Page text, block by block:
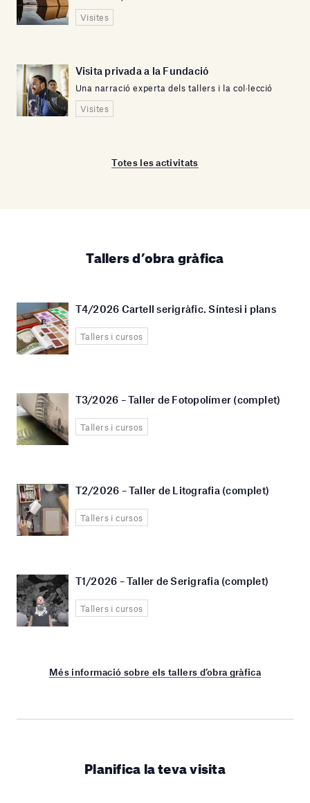
Visites
Visita privada a la Fundació
Una narració experta dels tallers i la col·lecció
Visites
Totes les activitats
Tallers d’obra gràfica
T4/2026 Cartell serigràfic. Síntesi i plans
Tallers i cursos
T3/2026 – Taller de Fotopolímer (complet)
Tallers i cursos
T2/2026 – Taller de Litografia (complet)
Tallers i cursos
T1/2026 – Taller de Serigrafia (complet)
Tallers i cursos
Més informació sobre els tallers d’obra gràfica
Planifica la teva visita